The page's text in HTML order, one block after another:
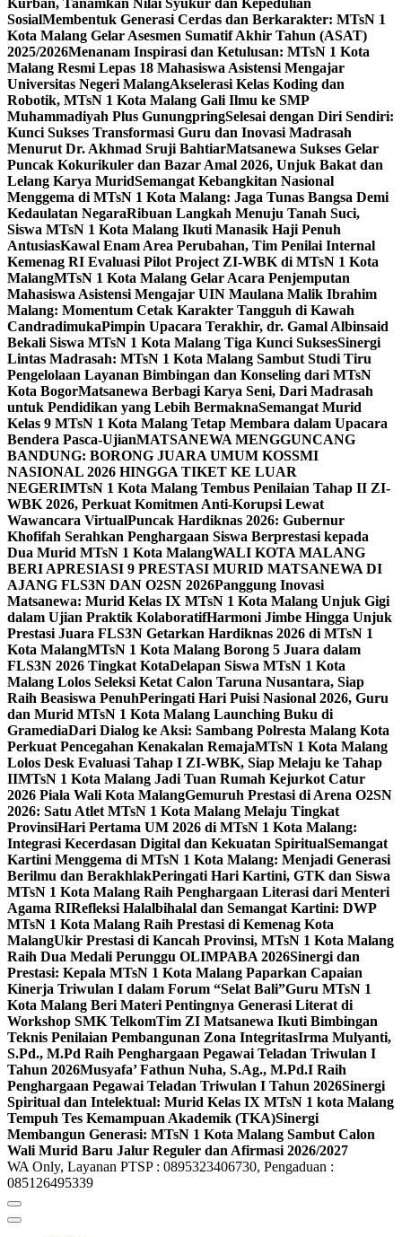
Kurban, Tanamkan Nilai Syukur dan Kepedulian
SosialMembentuk Generasi Cerdas dan Berkarakter: MTsN 1
Kota Malang Gelar Asesmen Sumatif Akhir Tahun (ASAT)
2025/2026Menanam Inspirasi dan Ketulusan: MTsN 1 Kota
Malang Resmi Lepas 18 Mahasiswa Asistensi Mengajar
Universitas Negeri MalangAkselerasi Kelas Koding dan
Robotik, MTsN 1 Kota Malang Gali Ilmu ke SMP
Muhammadiyah Plus GunungpringSelesai dengan Diri Sendiri:
Kunci Sukses Transformasi Guru dan Inovasi Madrasah
Menurut Dr. Akhmad Sruji BahtiarMatsanewa Sukses Gelar
Puncak Kokurikuler dan Bazar Amal 2026, Unjuk Bakat dan
Lelang Karya MuridSemangat Kebangkitan Nasional
Menggema di MTsN 1 Kota Malang: Jaga Tunas Bangsa Demi
Kedaulatan NegaraRibuan Langkah Menuju Tanah Suci,
Siswa MTsN 1 Kota Malang Ikuti Manasik Haji Penuh
AntusiasKawal Enam Area Perubahan, Tim Penilai Internal
Kemenag RI Evaluasi Pilot Project ZI-WBK di MTsN 1 Kota
MalangMTsN 1 Kota Malang Gelar Acara Penjemputan
Mahasiswa Asistensi Mengajar UIN Maulana Malik Ibrahim
Malang: Momentum Cetak Karakter Tangguh di Kawah
CandradimukaPimpin Upacara Terakhir, dr. Gamal Albinsaid
Bekali Siswa MTsN 1 Kota Malang Tiga Kunci SuksesSinergi
Lintas Madrasah: MTsN 1 Kota Malang Sambut Studi Tiru
Pengelolaan Layanan Bimbingan dan Konseling dari MTsN
Kota BogorMatsanewa Berbagi Karya Seni, Dari Madrasah
untuk Pendidikan yang Lebih BermaknaSemangat Murid
Kelas 9 MTsN 1 Kota Malang Tetap Membara dalam Upacara
Bendera Pasca-UjianMATSANEWA MENGGUNCANG
BANDUNG: BORONG JUARA UMUM KOSSMI
NASIONAL 2026 HINGGA TIKET KE LUAR
NEGERIMTsN 1 Kota Malang Tembus Penilaian Tahap II ZI-
WBK 2026, Perkuat Komitmen Anti-Korupsi Lewat
Wawancara VirtualPuncak Hardiknas 2026: Gubernur
Khofifah Serahkan Penghargaan Siswa Berprestasi kepada
Dua Murid MTsN 1 Kota MalangWALI KOTA MALANG
BERI APRESIASI 9 PRESTASI MURID MATSANEWA DI
AJANG FLS3N DAN O2SN 2026Panggung Inovasi
Matsanewa: Murid Kelas IX MTsN 1 Kota Malang Unjuk Gigi
dalam Ujian Praktik KolaboratifHarmoni Jimbe Hingga Unjuk
Prestasi Juara FLS3N Getarkan Hardiknas 2026 di MTsN 1
Kota MalangMTsN 1 Kota Malang Borong 5 Juara dalam
FLS3N 2026 Tingkat KotaDelapan Siswa MTsN 1 Kota
Malang Lolos Seleksi Ketat Calon Taruna Nusantara, Siap
Raih Beasiswa PenuhPeringati Hari Puisi Nasional 2026, Guru
dan Murid MTsN 1 Kota Malang Launching Buku di
GramediaDari Dialog ke Aksi: Sambang Polresta Malang Kota
Perkuat Pencegahan Kenakalan RemajaMTsN 1 Kota Malang
Lolos Desk Evaluasi Tahap I ZI-WBK, Siap Melaju ke Tahap
IIMTsN 1 Kota Malang Jadi Tuan Rumah Kejurkot Catur
2026 Piala Wali Kota MalangGemuruh Prestasi di Arena O2SN
2026: Satu Atlet MTsN 1 Kota Malang Melaju Tingkat
ProvinsiHari Pertama UM 2026 di MTsN 1 Kota Malang:
Integrasi Kecerdasan Digital dan Kekuatan SpiritualSemangat
Kartini Menggema di MTsN 1 Kota Malang: Menjadi Generasi
Berilmu dan BerakhlakPeringati Hari Kartini, GTK dan Siswa
MTsN 1 Kota Malang Raih Penghargaan Literasi dari Menteri
Agama RIRefleksi Halalbihalal dan Semangat Kartini: DWP
MTsN 1 Kota Malang Raih Prestasi di Kemenag Kota
MalangUkir Prestasi di Kancah Provinsi, MTsN 1 Kota Malang
Raih Dua Medali Perunggu OLIMPABA 2026Sinergi dan
Prestasi: Kepala MTsN 1 Kota Malang Paparkan Capaian
Kinerja Triwulan I dalam Forum “Selat Bali”Guru MTsN 1
Kota Malang Beri Materi Pentingnya Generasi Literat di
Workshop SMK TelkomTim ZI Matsanewa Ikuti Bimbingan
Teknis Penilaian Pembangunan Zona IntegritasIrma Mulyanti,
S.Pd., M.Pd Raih Penghargaan Pegawai Teladan Triwulan I
Tahun 2026Musyafa’ Fathun Nuha, S.Ag., M.Pd.I Raih
Penghargaan Pegawai Teladan Triwulan I Tahun 2026Sinergi
Spiritual dan Intelektual: Murid Kelas IX MTsN 1 kota Malang
Tempuh Tes Kemampuan Akademik (TKA)Sinergi
Membangun Generasi: MTsN 1 Kota Malang Sambut Calon
Wali Murid Baru Jalur Reguler dan Afirmasi 2026/2027
WA Only, Layanan PTSP : 0895323406730, Pengaduan :
085126495339